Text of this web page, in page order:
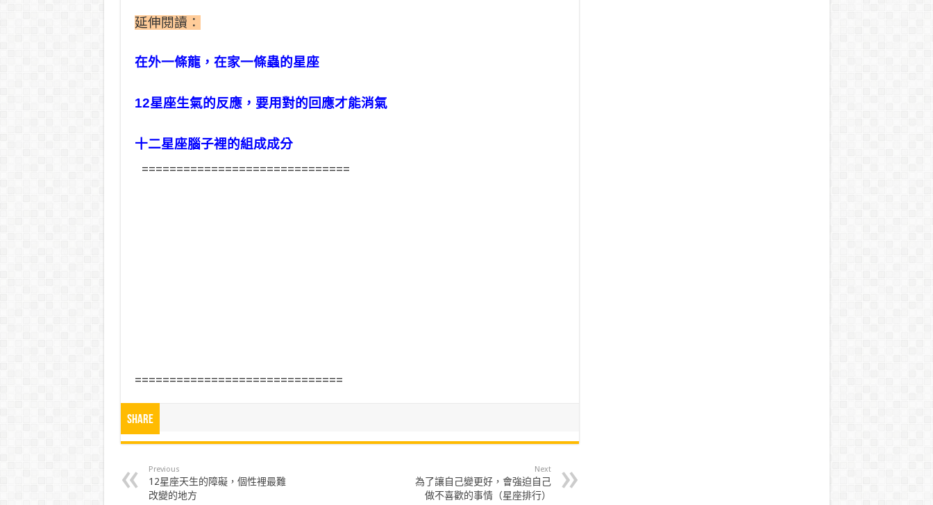
延伸閱讀：
在外一條龍，在家一條蟲的星座
12星座生氣的反應，要用對的回應才能消氣
十二星座腦子裡的組成成分
==============================
==============================
Share
Previous
12星座天生的障礙，個性裡最難
改變的地方
Next
為了讓自己變更好，會強迫自己
做不喜歡的事情（星座排行）